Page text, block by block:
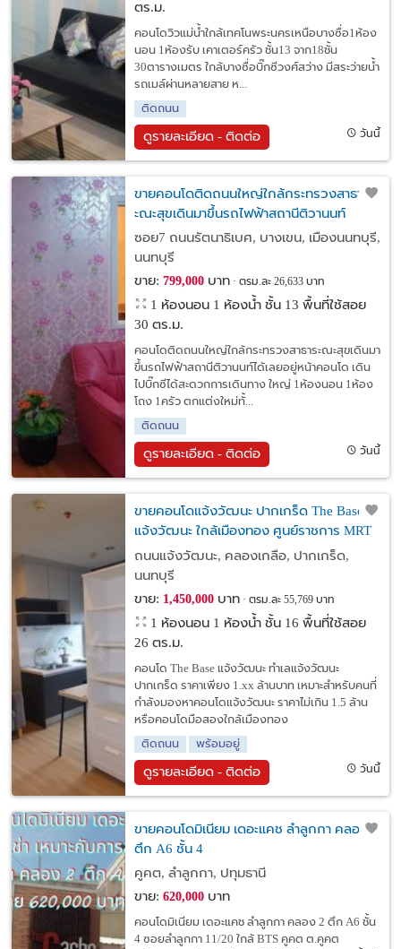
ตร.ม.
คอนโดวิวแม่น้ำใกล้เทคโนพระนครเหนือบางซื่อ1ห้อง
นอน 1ห้องรับ เคาเตอร์ครัว ชั้น13 จาก18ชั้น
30ตารางเมตร ใกล้บางซื่อบิ๊กซีวงศ์สว่าง มีสระว่ายน้ำ
รถเมล์ผ่านหลายสาย ห...
ติดถนน
ดูรายละเอียด - ติดต่อ วันนี้
ขายคอนโดติดถนนใหญ่ใกล้กระทรวงสาธาร
ะณะสุขเดินมาขึ้นรถไฟฟ้าสถานีติวานนท์
ซอย7 ถนนรัตนาธิเบศ, บางเขน, เมืองนนทบุรี,
นนทบุรี
ขาย: 799,000บาท ตรม.ละ 26,633 บาท
1 ห้องนอน 1 ห้องน้ำ ชั้น 13 พื้นที่ใช้สอย
30 ตร.ม.
คอนโดติดถนนใหญ่ใกล้กระทรวงสาธาระณะสุขเดินมา
ขึ้นรถไฟฟ้าสถานีติวานนท์ได้เลยอยู่หน้าคอนโด เดิน
ไปบิ๊กซีได้สะดวกการเดินทาง ใหญ่ 1ห้องนอน 1ห้อง
โถง 1ครัว ตกแต่งใหม่ทั้...
ติดถนน
ดูรายละเอียด - ติดต่อ วันนี้
ขายคอนโดแจ้งวัฒนะ ปากเกร็ด The Base
แจ้งวัฒนะ ใกล้เมืองทอง ศูนย์ราชการ MRT
สีชมพู
ถนนแจ้งวัฒนะ, คลองเกลือ, ปากเกร็ด,
นนทบุรี
ขาย: 1,450,000บาท ตรม.ละ 55,769 บาท
1 ห้องนอน 1 ห้องน้ำ ชั้น 16 พื้นที่ใช้สอย
26 ตร.ม.
คอนโด The Base แจ้งวัฒนะ ทำเลแจ้งวัฒนะ
ปากเกร็ด ราคาเพียง 1.xx ล้านบาท เหมาะสำหรับคนที่
กำลังมองหาคอนโดแจ้งวัฒนะ ราคาไม่เกิน 1.5 ล้าน
หรือคอนโดมือสองใกล้เมืองทอง
ติดถนน
พร้อมอยู่
ดูรายละเอียด - ติดต่อ วันนี้
ขายคอนโดมิเนียม เดอะแคช ลำลูกกา คลอง 2
ตึก A6 ชั้น 4
คูคต, ลำลูกกา, ปทุมธานี
ขาย: 620,000บาท
คอนโดมิเนียม เดอะแคช ลำลูกกา คลอง 2 ตึก A6 ชั้น
4 ซอยลำลูกกา 11/20 ใกล้ BTS คูคต ต.คูคต